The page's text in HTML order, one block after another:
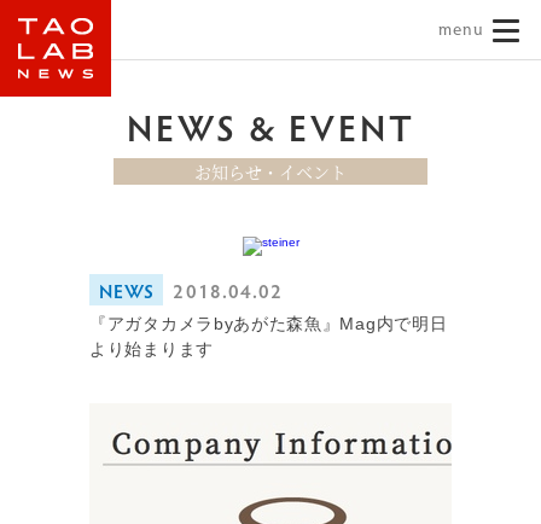
NEWS & EVENT
お知らせ・イベント
NEWS
2018.04.02
『アガタカメラbyあがた森魚』Mag内で明日
より始まります